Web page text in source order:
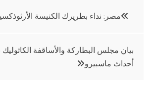
تصفّح
مصر: نداء بطريرك الكنيسة
بيان مجلس البطاركة والأساقفة
أحداث ماسبيرو